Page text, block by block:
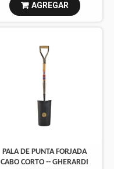
AGREGAR
PALA DE PUNTA FORJADA
CABO CORTO -- GHERARDI